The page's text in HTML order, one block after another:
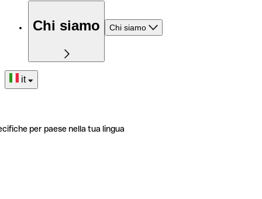
Chi siamo Chi siamo
it
per paese nella tua lingua